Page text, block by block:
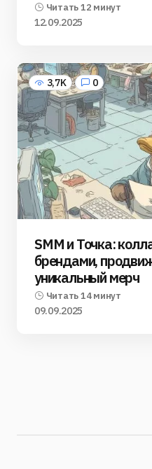
Читать 12 минут
12.09.2025
3,7K 0
SMM и Точка:
брендами,
уникальный мерч
Читать 14 минут
09.09.2025